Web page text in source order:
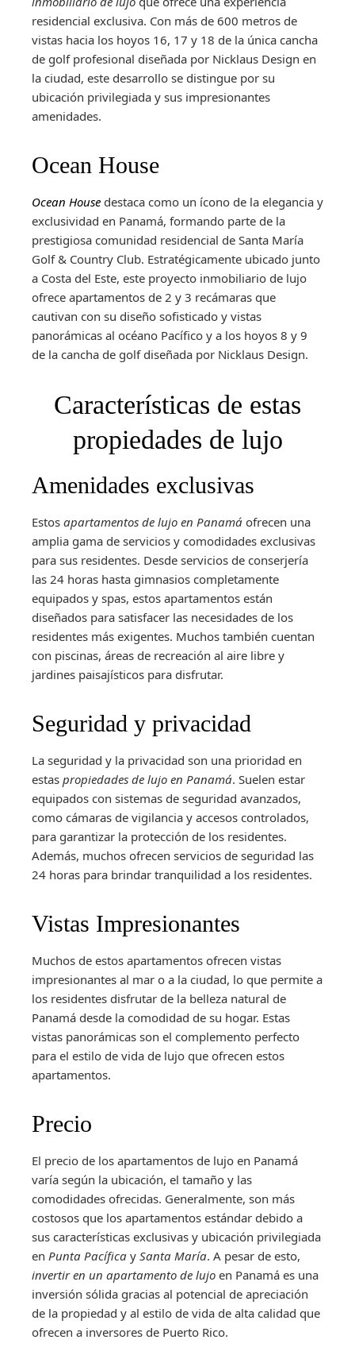
residencial exclusiva. Con más de 600 metros de
vistas hacia los hoyos 16, 17 y 18 de la única cancha
de golf profesional diseñada por Nicklaus Design en
la ciudad, este desarrollo se distingue por su
ubicación privilegiada y sus impresionantes
amenidades.
Ocean House
Ocean House destaca como un ícono de la elegancia y
exclusividad en Panamá, formando parte de la
prestigiosa comunidad residencial de Santa María
Golf & Country Club. Estratégicamente ubicado junto
a Costa del Este, este proyecto inmobiliario de lujo
ofrece apartamentos de 2 y 3 recámaras que
cautivan con su diseño sofisticado y vistas
panorámicas al océano Pacífico y a los hoyos 8 y 9
de la cancha de golf diseñada por Nicklaus Design.
Características de estas
propiedades de lujo
Amenidades exclusivas
Estos apartamentos de lujo en Panamá ofrecen una
amplia gama de servicios y comodidades exclusivas
para sus residentes. Desde servicios de conserjería
las 24 horas hasta gimnasios completamente
equipados y spas, estos apartamentos están
diseñados para satisfacer las necesidades de los
residentes más exigentes. Muchos también cuentan
con piscinas, áreas de recreación al aire libre y
jardines paisajísticos para disfrutar.
Seguridad y privacidad
La seguridad y la privacidad son una prioridad en
estas propiedades de lujo en Panamá. Suelen estar
equipados con sistemas de seguridad avanzados,
como cámaras de vigilancia y accesos controlados,
para garantizar la protección de los residentes.
Además, muchos ofrecen servicios de seguridad las
24 horas para brindar tranquilidad a los residentes.
Vistas Impresionantes
Muchos de estos apartamentos ofrecen vistas
impresionantes al mar o a la ciudad, lo que permite a
los residentes disfrutar de la belleza natural de
Panamá desde la comodidad de su hogar. Estas
vistas panorámicas son el complemento perfecto
para el estilo de vida de lujo que ofrecen estos
apartamentos.
Precio
El precio de los apartamentos de lujo en Panamá
varía según la ubicación, el tamaño y las
comodidades ofrecidas. Generalmente, son más
costosos que los apartamentos estándar debido a
sus características exclusivas y ubicación privilegiada
en Punta Pacífica y Santa María. A pesar de esto,
invertir en un apartamento de lujo en Panamá es una
inversión sólida gracias al potencial de apreciación
de la propiedad y al estilo de vida de alta calidad que
ofrecen a inversores de Puerto Rico.